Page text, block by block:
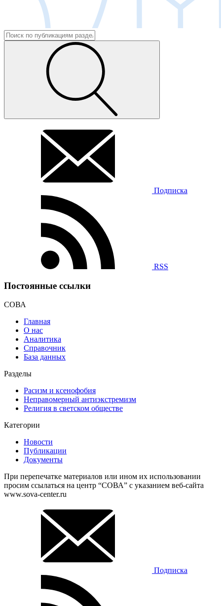
Подписка
RSS
Постоянные ссылки
СОВА
Главная
О нас
Аналитика
Справочник
База данных
Разделы
Расизм и ксенофобия
Неправомерный антиэкстремизм
Религия в светском обществе
Категории
Новости
Публикации
Документы
При перепечатке материалов или ином их использовании
просим ссылаться на центр “СОВА” с указанием веб-сайта
www.sova-center.ru
Подписка